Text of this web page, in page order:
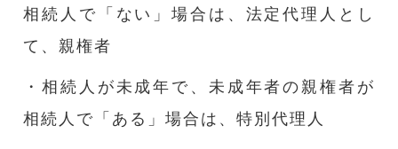
相続人で「ない」場合は、法定代理人とし
て、親権者
・相続人が未成年で、未成年者の親権者が
相続人で「ある」場合は、特別代理人